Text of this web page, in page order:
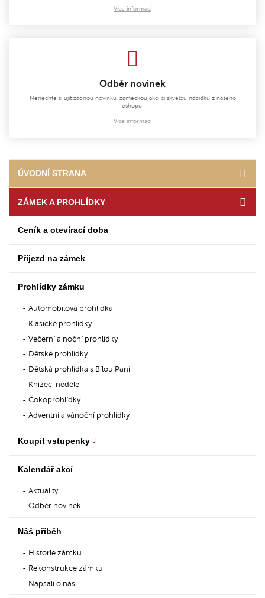
Více informací
Odběr novinek
Nenechte si ujít žádnou novinku, zámeckou akci či skvělou nabídku z našeho
eshopu!
Více informací
ÚVODNÍ STRANA
ZÁMEK A PROHLÍDKY
Ceník a otevírací doba
Příjezd na zámek
Prohlídky zámku
Automobilová prohlídka
Klasické prohlídky
Večerní a noční prohlídky
Dětské prohlídky
Dětská prohlídka s Bílou Paní
Knížecí neděle
Čokoprohlídky
Adventní a vánoční prohlídky
Koupit vstupenky
Kalendář akcí
Aktuality
Odběr novinek
Náš příběh
Historie zámku
Rekonstrukce zámku
Napsali o nás